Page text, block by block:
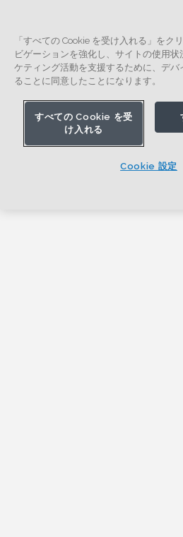
「すべての Cookie を受け入れる」をク
ビゲーションを強化し、サイトの使用
ケティング活動を支援するために、デバ
ることに同意したことになります。
すべての Cookie を受
け入れる
Cookie 設定